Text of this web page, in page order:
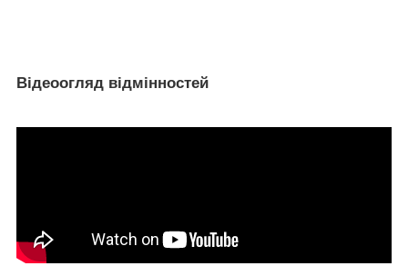
Відеоогляд відмінностей